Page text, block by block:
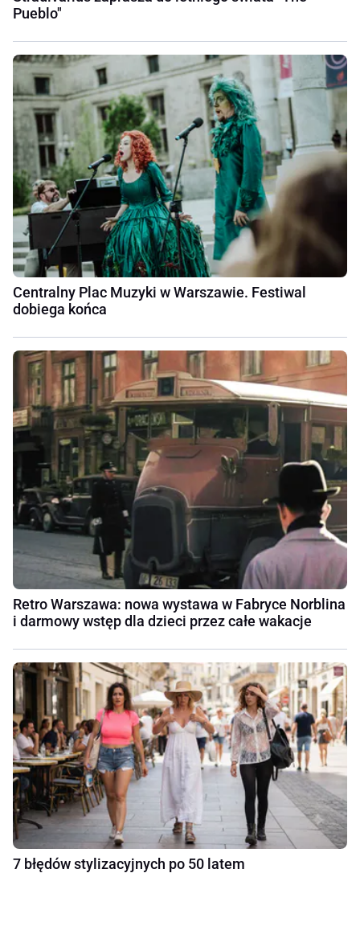
Pueblo"
Centralny Plac Muzyki w Warszawie. Festiwal
dobiega końca
Retro Warszawa: nowa wystawa w Fabryce Norblina
i darmowy wstęp dla dzieci przez całe wakacje
7 błędów stylizacyjnych po 50 latem